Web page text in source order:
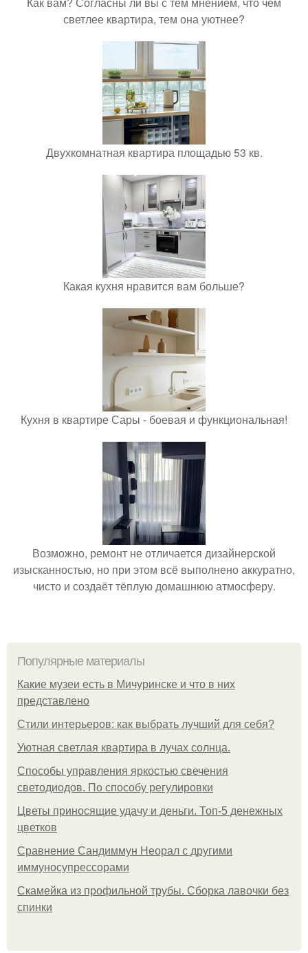
светлее квартира, тем она уютнее?
Двухкомнатная квартира площадью 53 кв.
Какая кухня нравится вам больше?
Кухня в квартире Сары - боевая и функциональная!
Возможно, ремонт не отличается дизайнерской
изысканностью, но при этом всё выполнено аккуратно,
чисто и создаёт тёплую домашнюю атмосферу.
Популярные материалы
Какие музеи есть в Мичуринске и что в них
представлено
Стили интерьеров: как выбрать лучший для себя?
Уютная светлая квартира в лучах солнца.
Способы управления яркостью свечения
светодиодов. По способу регулировки
Цветы приносящие удачу и деньги. Топ-5 денежных
цветков
Сравнение Сандиммун Неорал с другими
иммуносупрессорами
Скамейка из профильной трубы. Сборка лавочки без
спинки